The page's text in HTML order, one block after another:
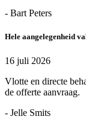
- Bart Peters
Hele aangelegenheid
16 juli 2026
Vlotte en directe
de offerte aanvraag.
- Jelle Smits